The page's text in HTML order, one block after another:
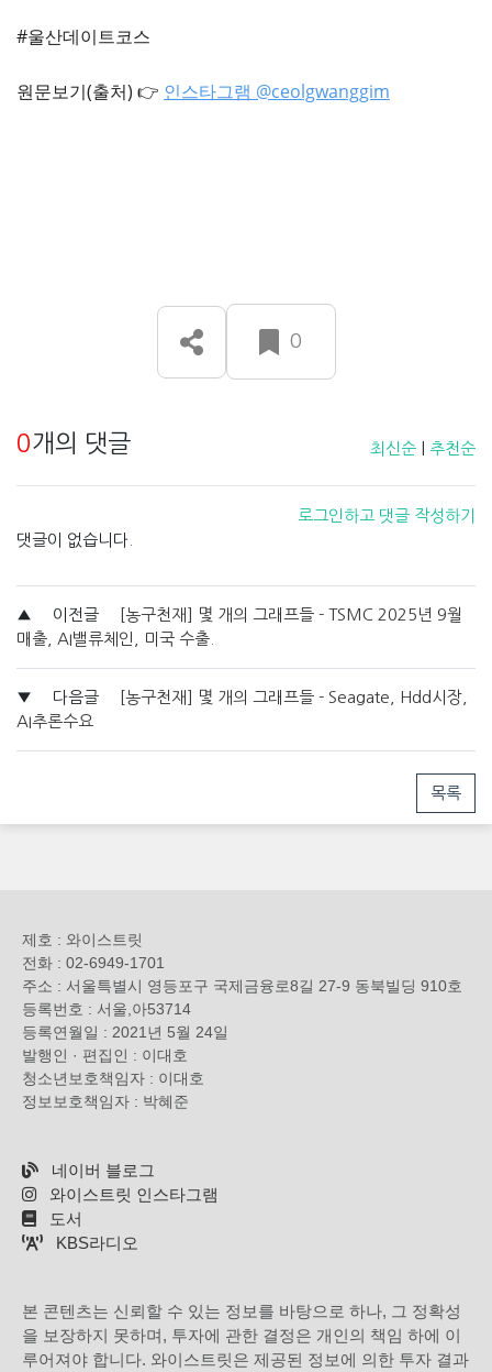
#울산데이트코스
원문보기(출처) 👉 인스타그램 @ceolgwanggim
0
0개의 댓글 최신순 추천순
로그인하고 댓글 작성하기
댓글이 없습니다.
▲ 이전글
[농구천재] 몇 개의 그래프들 - TSMC 2025년 9월
매출, AI밸류체인, 미국 수출.
▼ 다음글
[농구천재] 몇 개의 그래프들 - Seagate, Hdd시장,
AI추론수요
목록
제호 : 와이스트릿
전화 : 02-6949-1701
주소 : 서울특별시 영등포구 국제금융로8길 27-9 동북빌딩 910호
등록번호 : 서울,아53714
등록연월일 : 2021년 5월 24일
발행인 · 편집인 : 이대호
청소년보호책임자 : 이대호
정보보호책임자 : 박혜준
네이버 블로그
와이스트릿 인스타그램
도서
KBS라디오
본 콘텐츠는 신뢰할 수 있는 정보를 바탕으로 하나, 그 정확성
을 보장하지 못하며, 투자에 관한 결정은 개인의 책임 하에 이
루어져야 합니다. 와이스트릿은 제공된 정보에 의한 투자 결과